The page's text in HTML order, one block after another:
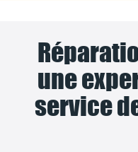
une
service